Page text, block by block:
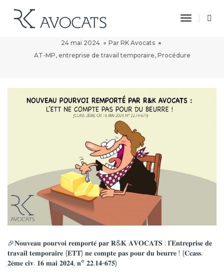
Toggle
L’ETT ne compte pas pour du beurre !
24 mai 2024 Par RK Avocats
AT-MP, entreprise de travail temporaire, Procédure
🎉𝐍𝐨𝐮𝐯𝐞𝐚𝐮 𝐩𝐨𝐮𝐫𝐯𝐨𝐢 𝐫𝐞𝐦𝐩𝐨𝐫𝐭𝐞́ 𝐩𝐚𝐫 𝐑&𝐊 𝐀𝐕𝐎𝐂𝐀𝐓𝐒 : 𝐥’𝐄𝐧𝐭𝐫𝐞𝐩𝐫𝐢𝐬𝐞 𝐝𝐞
𝐭𝐫𝐚𝐯𝐚𝐢𝐥 𝐭𝐞𝐦𝐩𝐨𝐫𝐚𝐢𝐫𝐞 (𝐄𝐓𝐓) 𝐧𝐞 𝐜𝐨𝐦𝐩𝐭𝐞 𝐩𝐚𝐬 𝐩𝐨𝐮𝐫 𝐝𝐮 𝐛𝐞𝐮𝐫𝐫𝐞 ! (𝐂𝐜𝐚𝐬𝐬.
𝟐𝐞̀𝐦𝐞 𝐜𝐢𝐯. 𝟏𝟔 𝐦𝐚𝐢 𝟐𝟎𝟐𝟒, 𝐧° 𝟐𝟐.𝟏𝟒-𝟔𝟕𝟓)